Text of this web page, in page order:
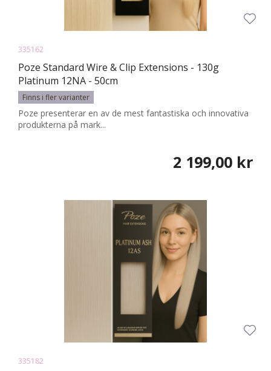
335162
Poze Standard Wire & Clip Extensions - 130g
Platinum 12NA - 50cm
Finns i fler varianter
Poze presenterar en av de mest fantastiska och innovativa
produkterna på mark...
2 199,00 kr
335182